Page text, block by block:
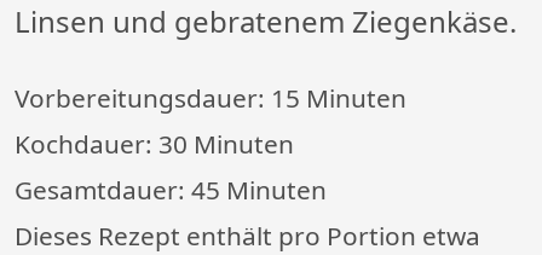
Linsen und gebratenem Ziegenkäse.
Vorbereitungsdauer: 15 Minuten
Kochdauer: 30 Minuten
Gesamtdauer: 45 Minuten
Dieses Rezept enthält pro Portion etwa